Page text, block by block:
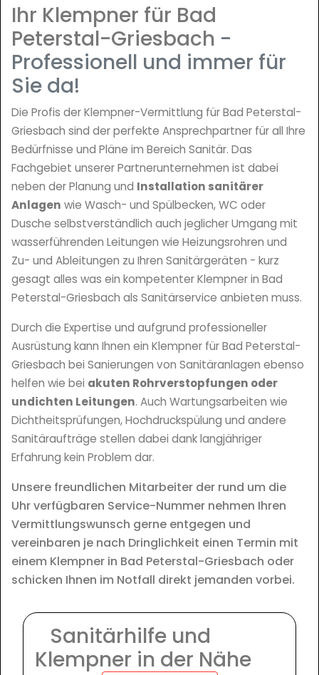
Ihr Klempner für Bad
Peterstal-Griesbach -
Professionell und immer für
Sie da!
Die Profis der Klempner-Vermittlung für Bad Peterstal-
Griesbach sind der perfekte Ansprechpartner für all Ihre
Bedürfnisse und Pläne im Bereich Sanitär. Das
Fachgebiet unserer Partnerunternehmen ist dabei
neben der Planung und Installation sanitärer
Anlagen wie Wasch- und Spülbecken, WC oder
Dusche selbstverständlich auch jeglicher Umgang mit
wasserführenden Leitungen wie Heizungsrohren und
Zu- und Ableitungen zu Ihren Sanitärgeräten - kurz
gesagt alles was ein kompetenter Klempner in Bad
Peterstal-Griesbach als Sanitärservice anbieten muss.
Durch die Expertise und aufgrund professioneller
Ausrüstung kann Ihnen ein Klempner für Bad Peterstal-
Griesbach bei Sanierungen von Sanitäranlagen ebenso
helfen wie bei akuten Rohrverstopfungen oder
undichten Leitungen. Auch Wartungsarbeiten wie
Dichtheitsprüfungen, Hochdruckspülung und andere
Sanitäraufträge stellen dabei dank langjähriger
Erfahrung kein Problem dar.
Unsere freundlichen Mitarbeiter der rund um die
Uhr verfügbaren Service-Nummer nehmen Ihren
Vermittlungswunsch gerne entgegen und
vereinbaren je nach Dringlichkeit einen Termin mit
einem Klempner in Bad Peterstal-Griesbach oder
schicken Ihnen im Notfall direkt jemanden vorbei.
Sanitärhilfe und
Klempner in der Nähe